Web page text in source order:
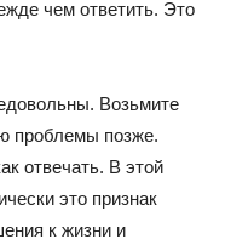
чем ответить. Это
Возьмите
проблемы позже.
отвечать. В этой
это признак
к жизни и